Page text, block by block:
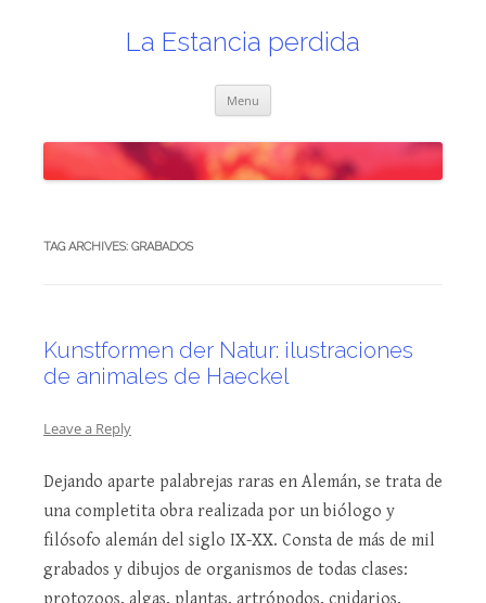
La Estancia perdida
Menu
TAG ARCHIVES: GRABADOS
Kunstformen der Natur: ilustraciones
de animales de Haeckel
Leave a Reply
Dejando aparte palabrejas raras en Alemán, se trata de
una completita obra realizada por un biólogo y
filósofo alemán del siglo IX-XX. Consta de más de mil
grabados y dibujos de organismos de todas clases: